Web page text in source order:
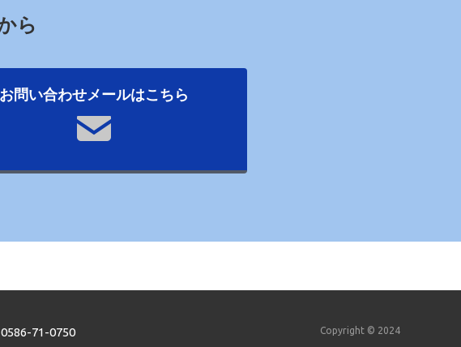
ら
お問い合わせメールはこちら
0586-71-0750 Copyright © 2024